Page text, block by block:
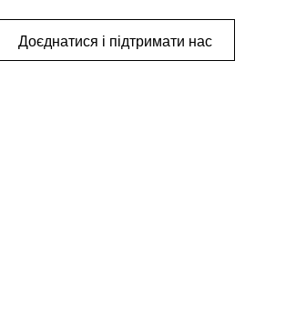
Доєднатися і підтримати нас